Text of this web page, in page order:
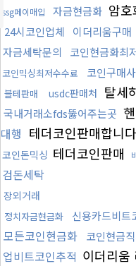
ssg페이매입 자금현금화 암
24시코인업체 이더리움구매
자금세탁문의 코인현금화최
코인믹싱최저수수료 코인구매
블테판매 usdc판매처 탈세
국내거래소fds뚫어주는곳
대행 테더코인판매합니다
코인돈믹싱 테더코인판매
검돈세탁
장외거래
정치자금현금화 신용카드비트
모든코인현금화 코인현금
업비트코인추적 이더리움